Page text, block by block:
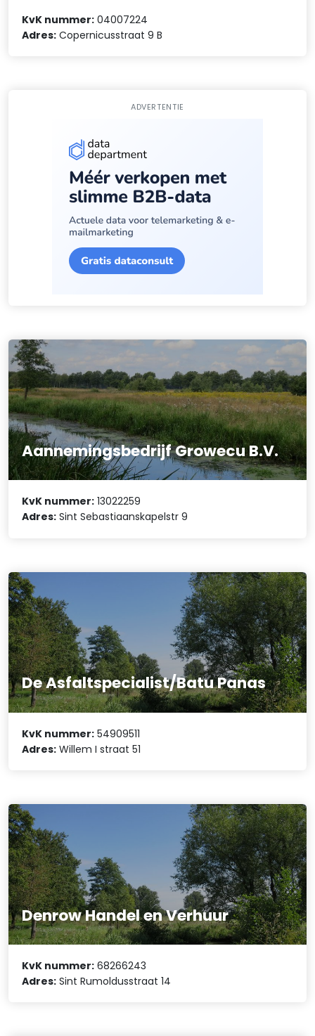
KvK nummer: 04007224
Adres: Copernicusstraat 9 B
ADVERTENTIE
Aannemingsbedrijf Growecu B.V.
KvK nummer: 13022259
Adres: Sint Sebastiaanskapelstr 9
De Asfaltspecialist/Batu Panas
KvK nummer: 54909511
Adres: Willem I straat 51
Denrow Handel en Verhuur
KvK nummer: 68266243
Adres: Sint Rumoldusstraat 14